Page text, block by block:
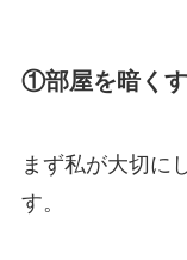
①部屋を暗く
まず私が大切に
す。